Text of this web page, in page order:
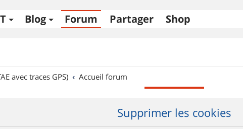
Blog Forum Partager Shop
avec traces GPS)
Accueil forum
Supprimer les cookies